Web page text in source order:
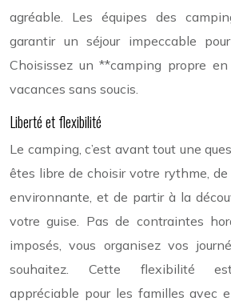
agréable. Les équipes des
garantir un séjour impeccable
Choisissez un **camping propre
vacances sans soucis.
Liberté et flexibilité
Le camping, c’est avant tout une
êtes libre de choisir votre rythme,
environnante, et de partir à la
votre guise. Pas de contraintes
imposés, vous organisez vos
souhaitez. Cette flexibilité est
appréciable pour les familles avec